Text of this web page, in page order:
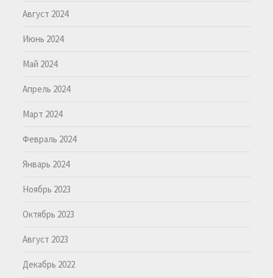
Август 2024
Июнь 2024
Май 2024
Апрель 2024
Март 2024
Февраль 2024
Январь 2024
Ноябрь 2023
Октябрь 2023
Август 2023
Декабрь 2022